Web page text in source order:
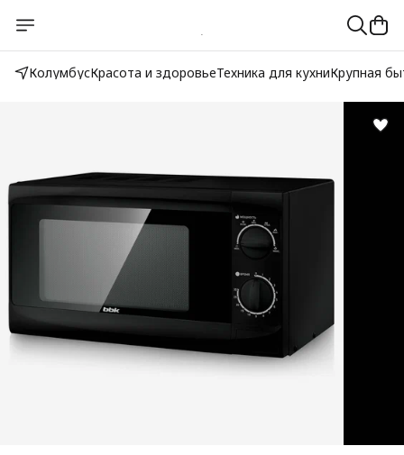
КолумбусКрасота и здоровьеТехника для кухниКрупная